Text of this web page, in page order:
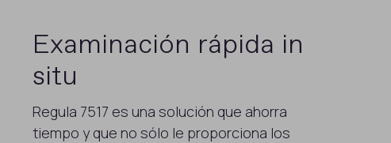
Examinación rápida in
situ
Regula 7517 es una solución que ahorra
tiempo y que no sólo le proporciona los